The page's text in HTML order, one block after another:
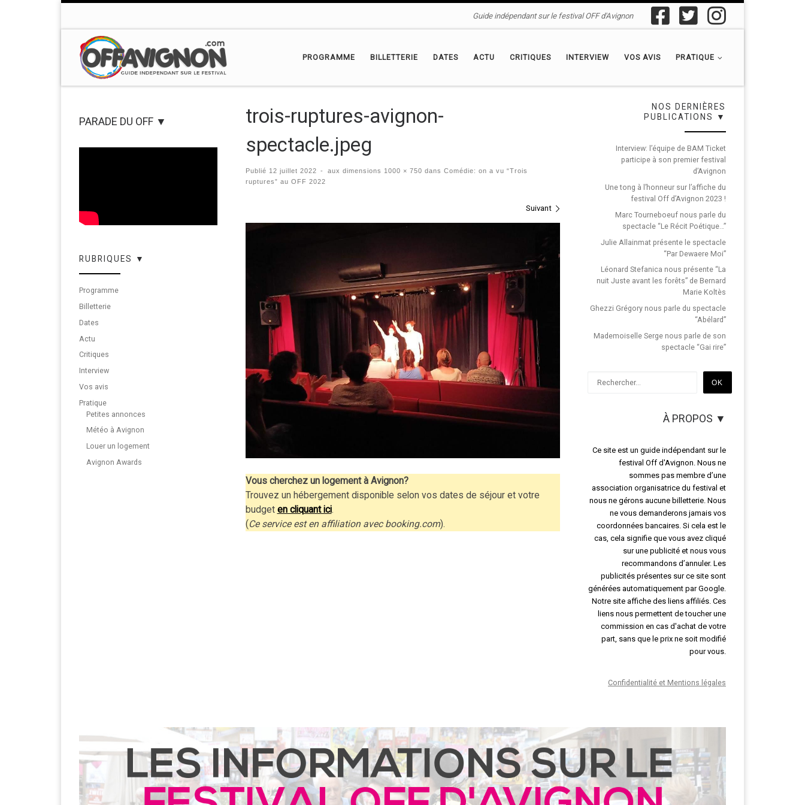
Guide indépendant sur le festival OFF d'Avignon
PROGRAMME BILLETTERIE DATES ACTU CRITIQUES INTERVIEW VOS AVIS PRATIQUE
trois-ruptures-avignon-
spectacle.jpeg
Publié 12 juillet 2022 - aux dimensions 1000 × 750 dans Comédie: on a vu “Trois
ruptures” au OFF 2022
Suivant
Vous cherchez un logement à Avignon?
Trouvez un hébergement disponible selon vos dates de séjour et votre
budget en cliquant ici.
(Ce service est en affiliation avec booking.com).
PARADE DU OFF ▼
RUBRIQUES ▼
Programme
Billetterie
Dates
Actu
Critiques
Interview
Vos avis
Pratique
Petites annonces
Météo à Avignon
Louer un logement
Avignon Awards
NOS DERNIÈRES
PUBLICATIONS ▼
Interview: l’équipe de BAM Ticket
participe à son premier festival
d’Avignon
Une tong à l’honneur sur l’affiche du
festival Off d’Avignon 2023 !
Marc Tourneboeuf nous parle du
spectacle “Le Récit Poétique…”
Julie Allainmat présente le spectacle
“Par Dewaere Moi”
Léonard Stefanica nous présente “La
nuit Juste avant les forêts” de Bernard
Marie Koltès
Ghezzi Grégory nous parle du spectacle
“Abélard”
Mademoiselle Serge nous parle de son
spectacle “Gai rire”
OK
À PROPOS ▼
Ce site est un guide indépendant sur le
festival Off d'Avignon. Nous ne
sommes pas membre d’une
association organisatrice du festival et
nous ne gérons aucune billetterie. Nous
ne vous demanderons jamais vos
coordonnées bancaires. Si cela est le
cas, cela signifie que vous avez cliqué
sur une publicité et nous vous
recommandons d’annuler. Les
publicités présentes sur ce site sont
générées automatiquement par Google.
Notre site affiche des liens affiliés. Ces
liens nous permettent de toucher une
commission en cas d'achat de votre
part, sans que le prix ne soit modifié
pour vous.
Confidentialité et Mentions légales